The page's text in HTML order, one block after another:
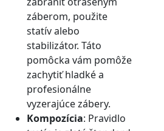
záberom, použite
statív alebo
stabilizátor. Táto
pomôcka vám pomôže
zachytiť hladké a
profesionálne
vyzerajúce zábery.
Kompozícia: Pravidlo